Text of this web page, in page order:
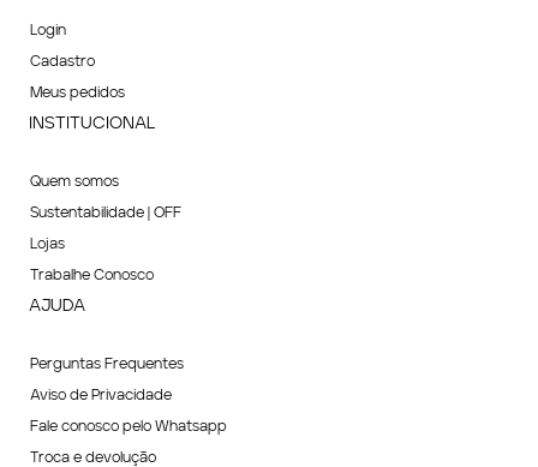
Login
Cadastro
Meus pedidos
INSTITUCIONAL
Quem somos
Sustentabilidade | OFF
Lojas
Trabalhe Conosco
AJUDA
Perguntas Frequentes
Aviso de Privacidade
Fale conosco pelo Whatsapp
Troca e devolução